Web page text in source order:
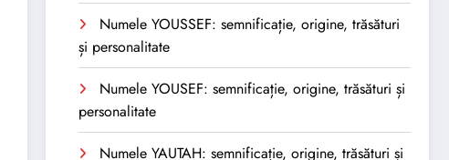
Numele YOUSSEF: semnificație, origine, trăsături
și personalitate
Numele YOUSEF: semnificație, origine, trăsături și
personalitate
Numele YAUTAH: semnificație, origine, trăsături și